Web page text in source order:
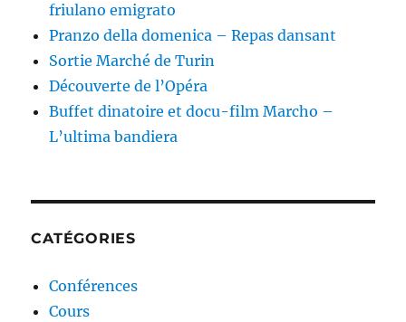
friulano emigrato
Pranzo della domenica – Repas dansant
Sortie Marché de Turin
Découverte de l’Opéra
Buffet dinatoire et docu-film Marcho –
L’ultima bandiera
CATÉGORIES
Conférences
Cours